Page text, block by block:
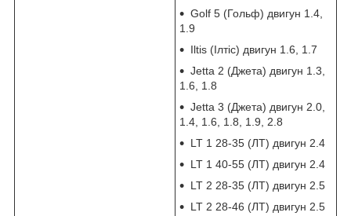
Golf 5 (Гольф) двигун 1.4,
1.9
Iltis (Ілтіс) двигун 1.6, 1.7
Jetta 2 (Джета) двигун 1.3,
1.6, 1.8
Jetta 3 (Джета) двигун 2.0,
1.4, 1.6, 1.8, 1.9, 2.8
LT 1 28-35 (ЛТ) двигун 2.4
LT 1 40-55 (ЛТ) двигун 2.4
LT 2 28-35 (ЛТ) двигун 2.5
LT 2 28-46 (ЛТ) двигун 2.5